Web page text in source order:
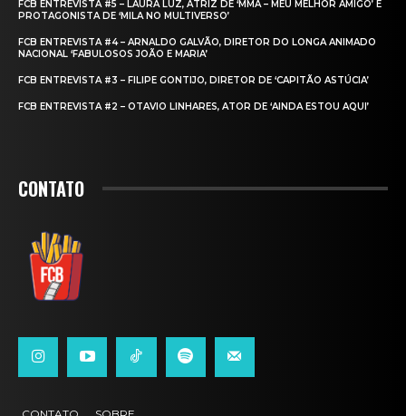
FCB ENTREVISTA #5 – LAURA LUZ, ATRIZ DE ‘MMA – MEU MELHOR AMIGO’ E
PROTAGONISTA DE ‘MILA NO MULTIVERSO’
FCB ENTREVISTA #4 – ARNALDO GALVÃO, DIRETOR DO LONGA ANIMADO
NACIONAL ‘FABULOSOS JOÃO E MARIA’
FCB ENTREVISTA #3 – FILIPE GONTIJO, DIRETOR DE ‘CAPITÃO ASTÚCIA’
FCB ENTREVISTA #2 – OTAVIO LINHARES, ATOR DE ‘AINDA ESTOU AQUI’
CONTATO